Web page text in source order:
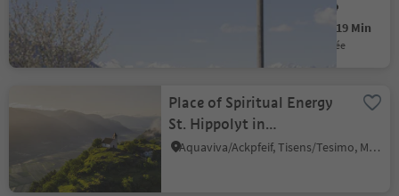
0h:19 Min
durée
Place of Spiritual Energy
St. Hippolyt in
Naraun/Narano
Aquaviva/Ackpfeif, Tisens/Tesimo, Meran/Merano and environs